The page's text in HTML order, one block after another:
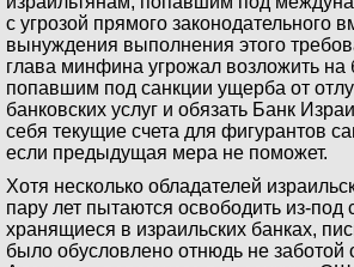
с угрозой прямого законодательного
вынуждения выполнения этого
глава минфина угрожал возложить
попавшим под санкции ущерба от
банковских услуг и обязать Банк
себя текущие счета для фигурантов
если предыдущая мера не поможет.
Хотя несколько обладателей
пару лет пытаются освободить из-под
хранящиеся в израильских банках,
было обусловлено отнюдь не заботой